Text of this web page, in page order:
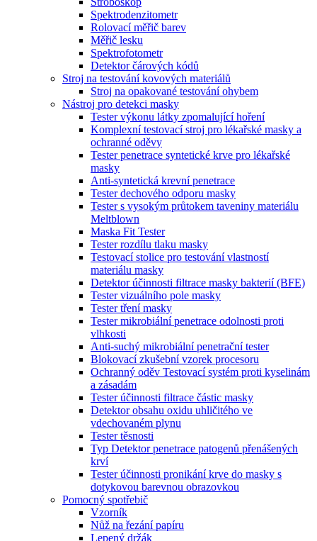
Spektrodenzitometr
Rolovací měřič barev
Měřič lesku
Spektrofotometr
Detektor čárových kódů
Stroj na testování kovových materiálů
Stroj na opakované testování ohybem
Nástroj pro detekci masky
Tester výkonu látky zpomalující hoření
Komplexní testovací stroj pro lékařské masky a
ochranné oděvy
Tester penetrace syntetické krve pro lékařské
masky
Anti-syntetická krevní penetrace
Tester dechového odporu masky
Tester s vysokým průtokem taveniny materiálu
Meltblown
Maska Fit Tester
Tester rozdílu tlaku masky
Testovací stolice pro testování vlastností
materiálu masky
Detektor účinnosti filtrace masky bakterií (BFE)
Tester vizuálního pole masky
Tester tření masky
Tester mikrobiální penetrace odolnosti proti
vlhkosti
Anti-suchý mikrobiální penetrační tester
Blokovací zkušební vzorek procesoru
Ochranný oděv Testovací systém proti kyselinám
a zásadám
Tester účinnosti filtrace částic masky
Detektor obsahu oxidu uhličitého ve
vdechovaném plynu
Tester těsnosti
Typ Detektor penetrace patogenů přenášených
krví
Tester účinnosti pronikání krve do masky s
dotykovou barevnou obrazovkou
Pomocný spotřebič
Vzorník
Nůž na řezání papíru
Lepený držák